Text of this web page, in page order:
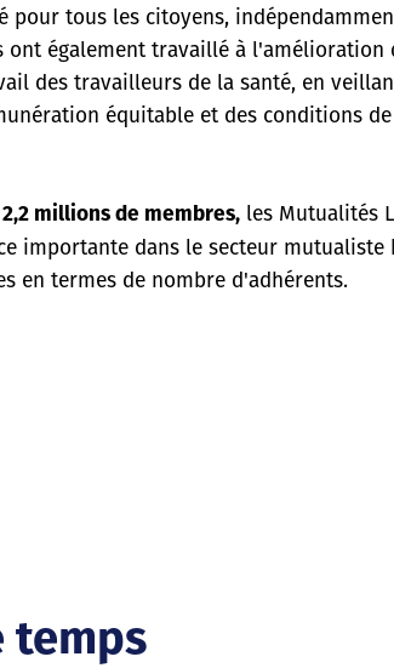
pour tous les citoyens,
ont également travaillé à l'amélioration
des travailleurs de la santé, en
équitable et des conditions
millions de membres,les Mutualités
importante dans le secteur mutualiste
en termes de nombre d'adhérents.
temps